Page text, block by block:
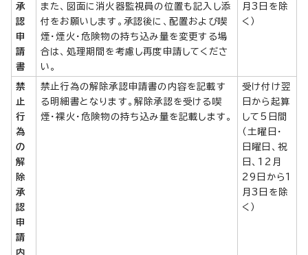
承
認
申
請
書
また、図面に消火器監視員の位置も記入し添
付をお願いします。承認後に、配置および喫
煙・煙火・危険物の持ち込み量を変更する場
合は、処理期間を考慮し再度申請してくださ
い。
月3日を除
く）
禁
止
行
為
の
解
除
承
認
申
請
内
禁止行為の解除承認申請書の内容を記載す
る明細書となります。解除承認を受ける喫
煙・裸火・危険物の持ち込み量を記載します。
受け付け翌
日から起算
して5日間
（土曜日・
日曜日、祝
日、12月
29日から1
月3日を除
く）